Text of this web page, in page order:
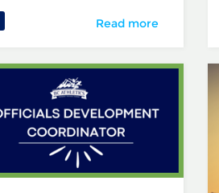
Championnats
Read more